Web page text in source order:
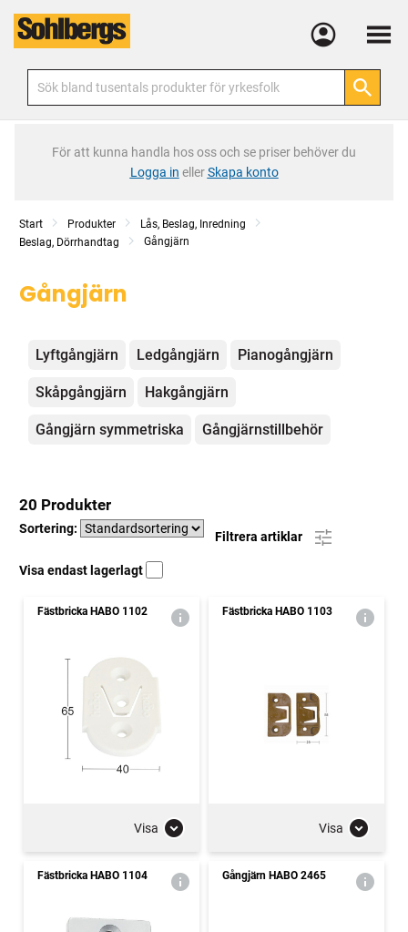
Meny
För att kunna handla hos oss och se priser behöver du
Logga in ellerSkapa konto
Start Produkter
Lås, Beslag, Inredning
Beslag, Dörrhandtag
Gångjärn
Gångjärn
Kategorier
Lyftgångjärn Ledgångjärn Pianogångjärn
Skåpgångjärn Hakgångjärn
Gångjärn symmetriska Gångjärnstillbehör
20 Produkter
Sortering:
Filtrera artiklar
Visa endast lagerlagt
Fästbricka HABO 1102
Visa
Fästbricka HABO 1103
Visa
Fästbricka HABO 1104 Gångjärn HABO 2465